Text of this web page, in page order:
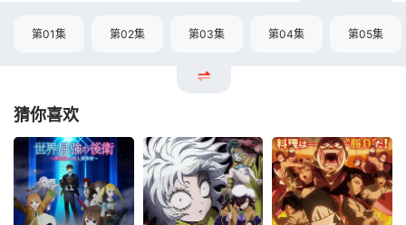
第01集 第02集 第03集 第04集 第05集
猜你喜欢